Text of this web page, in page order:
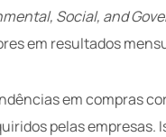
Social, and
em resultados
em compras
pelas empresas.